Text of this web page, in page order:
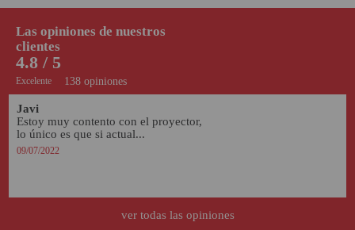
138 opiniones
4.8 / 5
Excelente
Las opiniones de nuestros
clientes
Javi
Estoy muy contento con el proyector,
lo único es que si actual...
09/07/2022
ver todas las opiniones